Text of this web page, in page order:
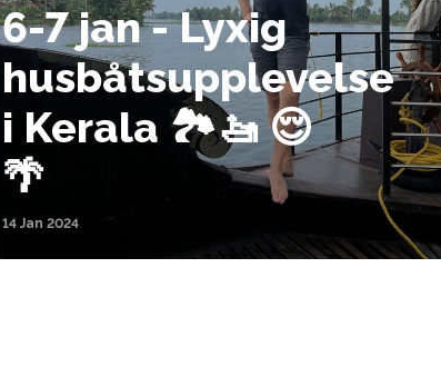
6-7 jan - Lyxig
husbåtsupplevelse
i Kerala 🏞️🚤 😌
🌴
14 Jan 2024